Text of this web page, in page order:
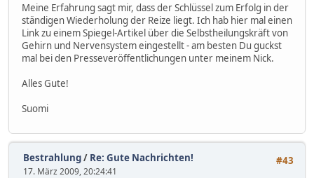
Meine Erfahrung sagt mir, dass der Schlüssel zum Erfolg in der
ständigen Wiederholung der Reize liegt. Ich hab hier mal einen
Link zu einem Spiegel-Artikel über die Selbstheilungskräft von
Gehirn und Nervensystem eingestellt - am besten Du guckst
mal bei den Presseveröffentlichungen unter meinem Nick.
Alles Gute!
Suomi
#43
Bestrahlung/ Re: Gute Nachrichten!
17. März 2009, 20:24:41